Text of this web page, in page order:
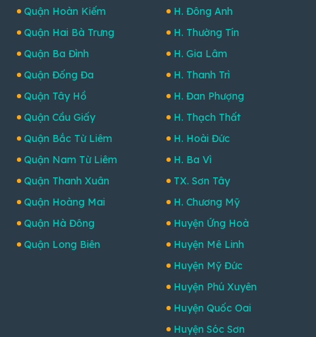
Quận Hoàn Kiếm
Quận Hai Bà Trưng
Quận Ba Đình
Quận Đống Đa
Quận Tây Hồ
Quận Cầu Giấy
Quận Bắc Từ Liêm
Quận Nam Từ Liêm
Quận Thanh Xuân
Quận Hoàng Mai
Quận Hà Đông
Quận Long Biên
H. Đông Anh
H. Thường Tín
H. Gia Lâm
H. Thanh Trì
H. Đan Phượng
H. Thạch Thất
H. Hoài Đức
H. Ba Vì
TX. Sơn Tây
H. Chương Mỹ
Huyện Ứng Hoà
Huyện Mê Linh
Huyện Mỹ Đức
Huyện Phú Xuyên
Huyện Quốc Oai
Huyện Sóc Sơn